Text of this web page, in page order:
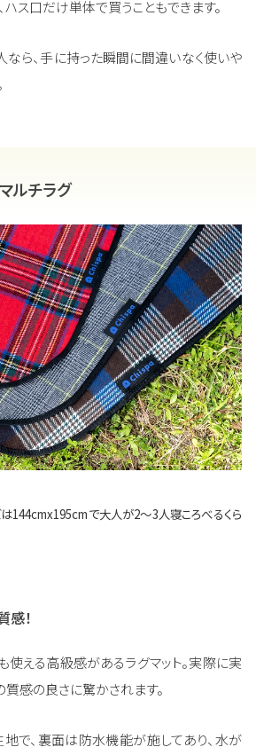
ス口だけ単体で買うこともできます。
なら、手に持った瞬間に間違いなく使いや
ルチラグ
は144cmx195cmで大人が2～3人寝ころべるくら
感！
使える高級感があるラグマット。実際に実
感の良さに驚かされます。
で、裏面は防水機能が施してあり、水が